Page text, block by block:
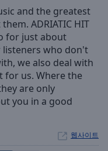
and the greatest
ADRIATIC HIT
for just about
listeners who don't
we also deal with
for us. Where the
are only
you in a good
웹사이트